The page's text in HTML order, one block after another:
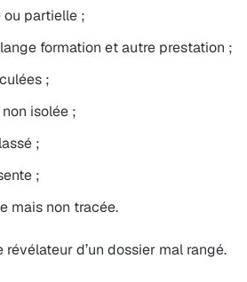
ou partielle ;
formation et autre prestation ;
;
isolée ;
;
;
mais non tracée.
révélateur d’un dossier mal rangé.